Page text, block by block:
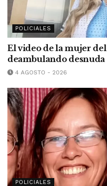
POLICIALES
El video de la mujer
deambulando
4 AGOSTO - 2026
POLICIALES